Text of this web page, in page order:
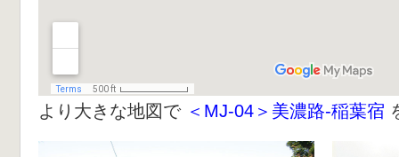
より大きな地図で ＜MJ-04＞美濃路-稲葉宿